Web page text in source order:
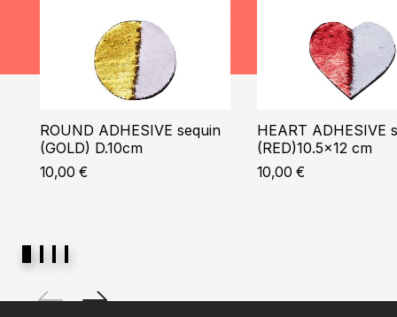
ROUND ADHESIVE sequin
(GOLD) D.10cm
10,00 €
HEART ADHESIVE
(RED)10.5×12 cm
10,00 €